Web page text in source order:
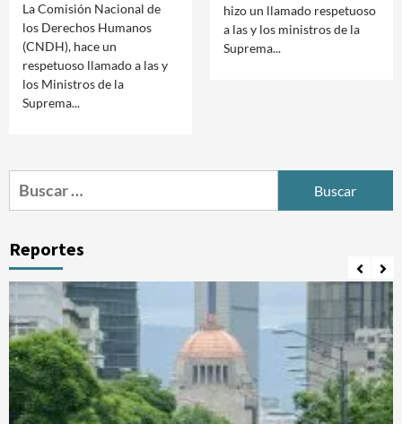
La Comisión Nacional de
los Derechos Humanos
(CNDH), hace un
respetuoso llamado a las y
los Ministros de la
Suprema...
hizo un llamado respetuoso
a las y los ministros de la
Suprema...
Buscar:
Reportes